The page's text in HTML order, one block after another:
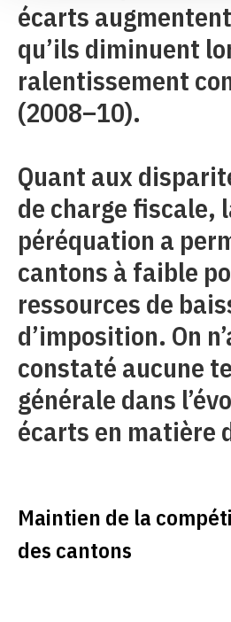
écarts
qu’ils diminuent
ralentissement
(2008–10).
Quant aux
de charge fiscale,
péréquation a
cantons à faible
ressources de
d’imposition. On
constaté aucune
générale dans
écarts en matière
Maintien de la
des cantons